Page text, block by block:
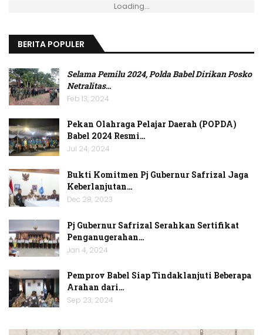
Loading...
BERITA POPULER
Selama Pemilu 2024, Polda Babel Dirikan Posko
Netralitas…
Feb 13, 2024
Pekan Olahraga Pelajar Daerah (POPDA)
Babel 2024 Resmi…
Jul 24, 2024
Bukti Komitmen Pj Gubernur Safrizal Jaga
Keberlanjutan…
Dec 28, 2023
Pj Gubernur Safrizal Serahkan Sertifikat
Penganugerahan…
Jan 4, 2024
Pemprov Babel Siap Tindaklanjuti Beberapa
Arahan dari…
Sep 23, 2024